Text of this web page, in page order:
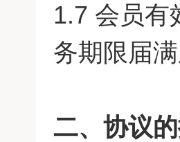
1.7 会员有
务期限届
二、协议